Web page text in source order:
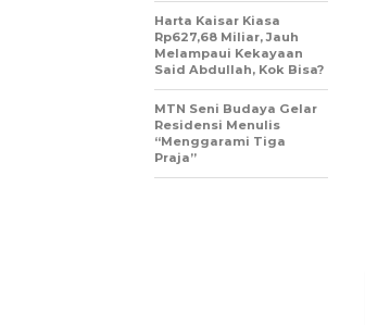
Harta Kaisar Kiasa
Rp627,68 Miliar, Jauh
Melampaui Kekayaan
Said Abdullah, Kok Bisa?
MTN Seni Budaya Gelar
Residensi Menulis
“Menggarami Tiga
Praja”